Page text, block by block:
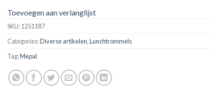
Toevoegen aan verlanglijst
SKU:1251187
Categories:Diverse artikelen,Lunchtrommels
Tag:Mepal